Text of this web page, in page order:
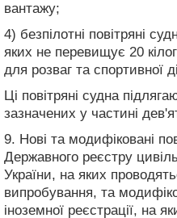
вантажу;
4) безпілотні повітряні
яких не перевищує 20
для розваг та спортивної
Ці повітряні судна
зазначених у частині
9. Нові та модифіковані
Державного реєстру
України, на яких
випробування, та
іноземної реєстрації, на